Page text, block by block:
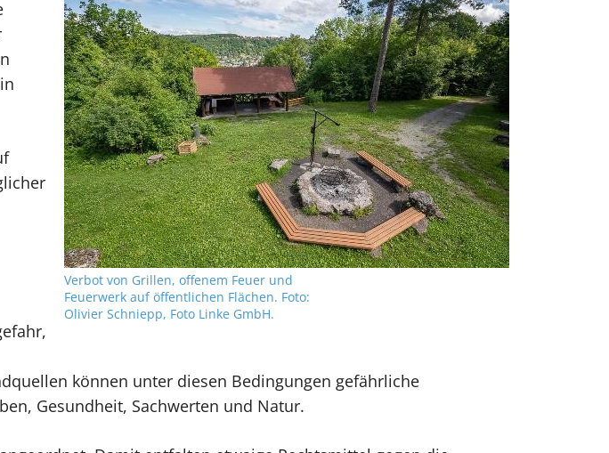
Verbot von Grillen, offenem Feuer und
Feuerwerk auf öffentlichen Flächen. Foto:
Olivier Schniepp, Foto Linke GmbH.
können unter diesen Bedingungen gefährliche
Gesundheit, Sachwerten und Natur.